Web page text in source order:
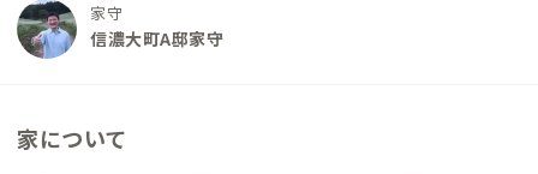
家守
信濃大町A邸家守
家について